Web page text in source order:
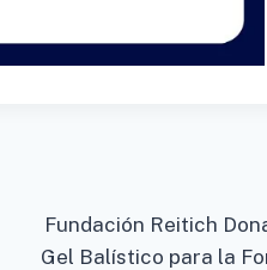
Fundación Reitich
Gel Balístico para la